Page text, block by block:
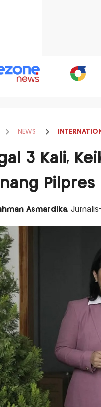
NEWS
3 Kali,
Pilpres
Asmardika,